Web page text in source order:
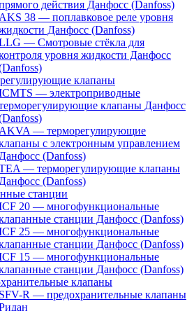
действия Данфосс (Danfoss)
AKS 38 — поплавковое реле уровня
Данфосс (Danfoss)
— Смотровые стёкла для
уровня жидкости Данфосс
клапаны
— электроприводные
клапаны Данфосс
AKVA — терморегулирующие
с электронным управлением
Данфосс (Danfoss)
— терморегулирующие клапаны
Данфосс (Danfoss)
станции
20 — многофункциональные
станции Данфосс (Danfoss)
25 — многофункциональные
станции Данфосс (Danfoss)
15 — многофункциональные
станции Данфосс (Danfoss)
клапаны
SFV-R — предохранительные клапаны